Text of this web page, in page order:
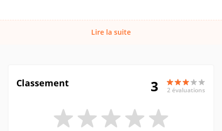
Lire la suite
Classement 3 2 évaluations